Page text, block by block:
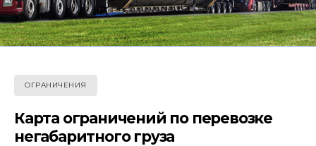
ОГРАНИЧЕНИЯ
Карта ограничений по перевозке
негабаритного груза